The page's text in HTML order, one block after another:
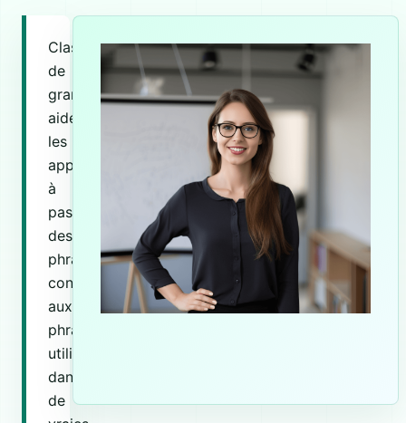
Classe
de
grammaire
aide
les
apprenants
à
passer
des
phrases
connues
aux
phrases
utilisées
dans
de